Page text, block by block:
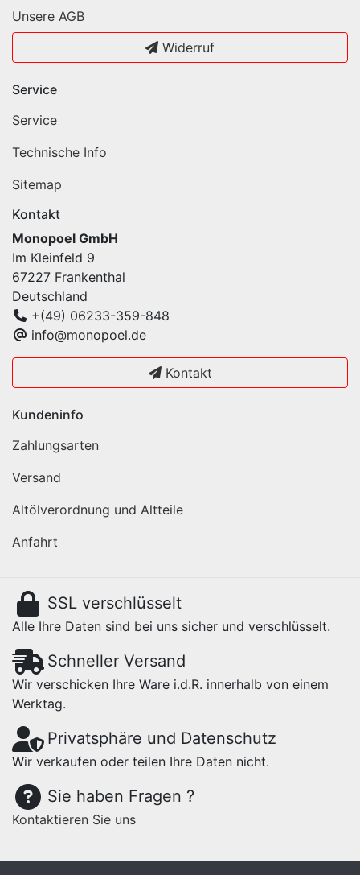
Unsere AGB
Widerruf
Service
Service
Technische Info
Sitemap
Kontakt
Monopoel GmbH
Im Kleinfeld 9
67227 Frankenthal
Deutschland
+(49) 06233-359-848
info@monopoel.de
Kontakt
Kundeninfo
Zahlungsarten
Versand
Altölverordnung und Altteile
Anfahrt
SSL verschlüsselt
Alle Ihre Daten sind bei uns sicher und verschlüsselt.
Schneller Versand
Wir verschicken Ihre Ware i.d.R. innerhalb von einem
Werktag.
Privatsphäre und Datenschutz
Wir verkaufen oder teilen Ihre Daten nicht.
Sie haben Fragen ?
Kontaktieren Sie uns